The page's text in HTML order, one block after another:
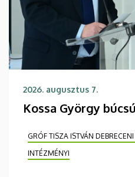
2026. augusztus 7.
Kossa György
GRÓF TISZA ISTVÁN
INTÉZMÉNYI